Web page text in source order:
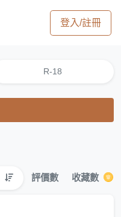
登入/註冊
R-18
評價數 收藏數